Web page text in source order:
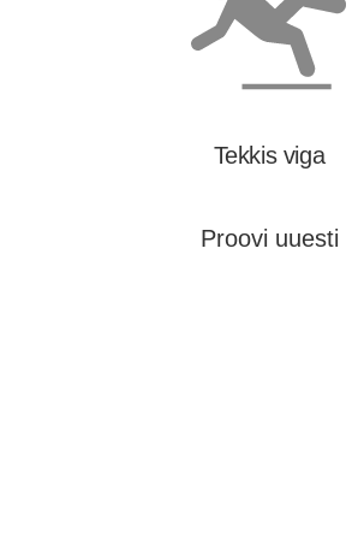
Tekkis viga
Proovi uuesti